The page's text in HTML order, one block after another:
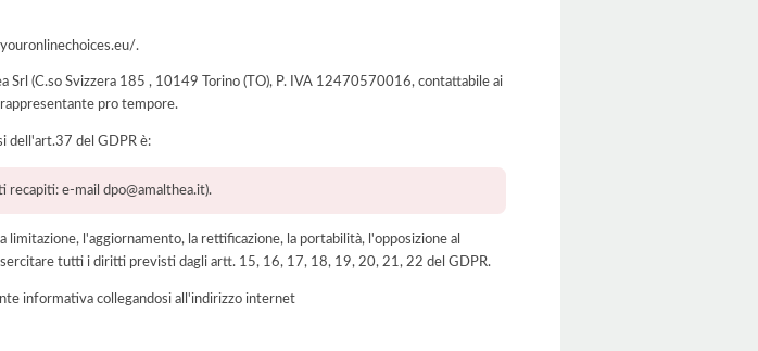
.
Srl (C.so Svizzera 185 , 10149 Torino (TO), P. IVA 12470570016, contattabile ai
pro tempore.
dell'art.37 del GDPR è:
recapiti: e-mail dpo@amalthea.it).
limitazione, l'aggiornamento, la rettificazione, la portabilità, l'opposizione al
tutti i diritti previsti dagli artt. 15, 16, 17, 18, 19, 20, 21, 22 del GDPR.
informativa collegandosi all'indirizzo internet